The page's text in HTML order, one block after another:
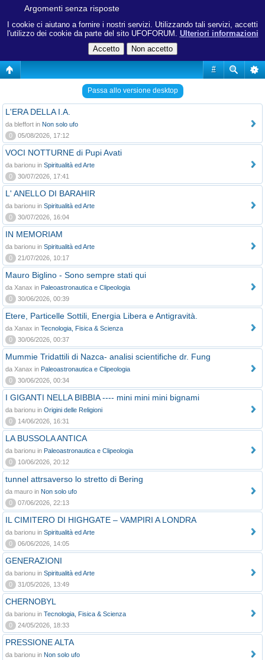
I cookie ci aiutano a fornire i nostri servizi. Utilizzando tali servizi, accetti
l'utilizzo dei cookie da parte del sito UFOFORUM. Ulteriori informazioni
#
Argomenti senza risposte
Passa allo versione desktop
L'ERA DELLA I.A.
da bleffort in Non solo ufo
0
05/08/2026, 17:12
VOCI NOTTURNE di Pupi Avati
da barionu in Spiritualità ed Arte
0
30/07/2026, 17:41
L' ANELLO DI BARAHIR
da barionu in Spiritualità ed Arte
0
30/07/2026, 16:04
IN MEMORIAM
da barionu in Spiritualità ed Arte
0
21/07/2026, 10:17
Mauro Biglino - Sono sempre stati qui
da Xanax in Paleoastronautica e Clipeologia
0
30/06/2026, 00:39
Etere, Particelle Sottili, Energia Libera e Antigravità.
da Xanax in Tecnologia, Fisica & Scienza
0
30/06/2026, 00:37
Mummie Tridattili di Nazca- analisi scientifiche dr. Fung
da Xanax in Paleoastronautica e Clipeologia
0
30/06/2026, 00:34
I GIGANTI NELLA BIBBIA ---- mini mini mini bignami
da barionu in Origini delle Religioni
0
14/06/2026, 16:31
LA BUSSOLA ANTICA
da barionu in Paleoastronautica e Clipeologia
0
10/06/2026, 20:12
tunnel attrsaverso lo stretto di Bering
da mauro in Non solo ufo
0
07/06/2026, 22:13
IL CIMITERO DI HIGHGATE – VAMPIRI A LONDRA
da barionu in Spiritualità ed Arte
0
06/06/2026, 14:05
GENERAZIONI
da barionu in Spiritualità ed Arte
0
31/05/2026, 13:49
CHERNOBYL
da barionu in Tecnologia, Fisica & Scienza
0
24/05/2026, 18:33
PRESSIONE ALTA
da barionu in Non solo ufo